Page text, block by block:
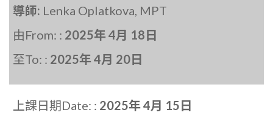
導師: Lenka Oplatkova, MPT
由From: : 2025年 4月 18日
至To: : 2025年 4月 20日
上課日期Date: : 2025年 4月 15日